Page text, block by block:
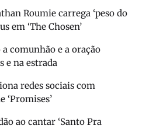
Roumie carrega ‘peso do
em ‘The Chosen’
comunhão e a oração
e na estrada
redes sociais com
ao cantar ‘Santo Pra